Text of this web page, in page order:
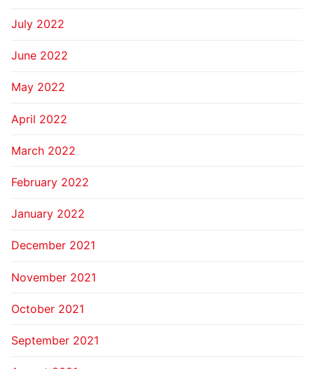
July 2022
June 2022
May 2022
April 2022
March 2022
February 2022
January 2022
December 2021
November 2021
October 2021
September 2021